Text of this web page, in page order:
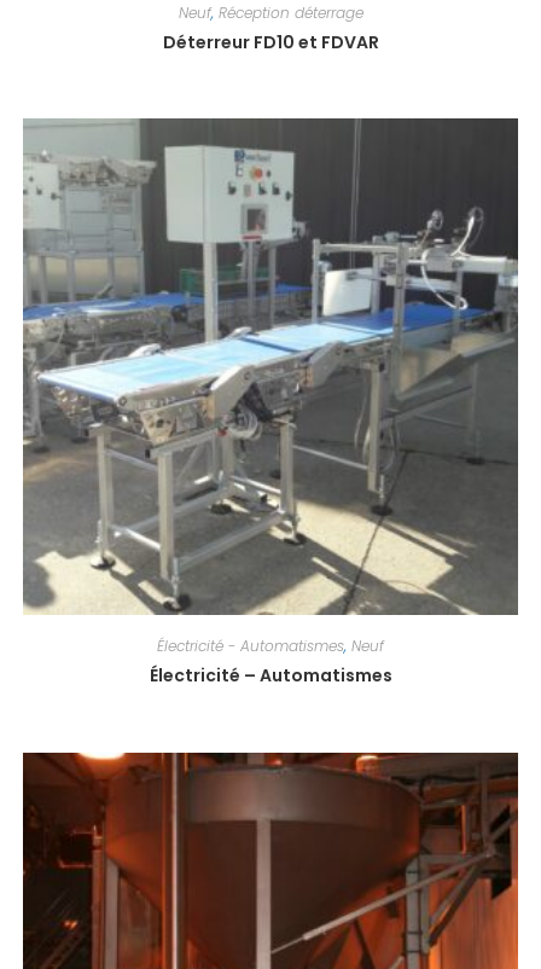
Neuf, Réception déterrage
Déterreur FD10 et FDVAR
Électricité - Automatismes, Neuf
Électricité – Automatismes